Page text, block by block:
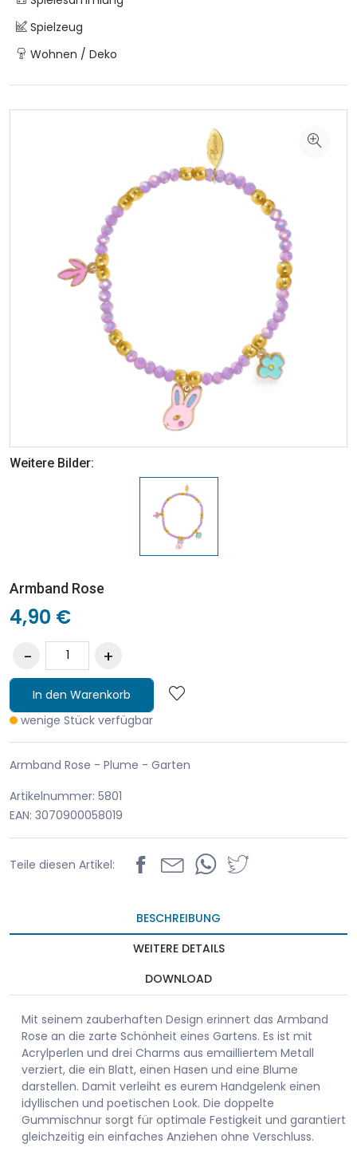
Spielzeug
Wohnen / Deko
Weitere Bilder:
Armband Rose
4,90 €
In den Warenkorb
wenige Stück verfügbar
Armband Rose - Plume - Garten
Artikelnummer: 5801
EAN: 3070900058019
Teile diesen Artikel:
BESCHREIBUNG
WEITERE DETAILS
DOWNLOAD
Mit seinem zauberhaften Design erinnert das Armband
Rose an die zarte Schönheit eines Gartens. Es ist mit
Acrylperlen und drei Charms aus emailliertem Metall
verziert, die ein Blatt, einen Hasen und eine Blume
darstellen. Damit verleiht es eurem Handgelenk einen
idyllischen und poetischen Look. Die doppelte
Gummischnur sorgt für optimale Festigkeit und garantiert
gleichzeitig ein einfaches Anziehen ohne Verschluss.